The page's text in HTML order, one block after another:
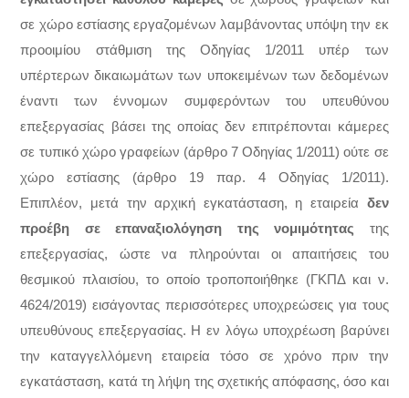
σε χώρο εστίασης εργαζομένων λαμβάνοντας υπόψη την εκ
προοιμίου στάθμιση της Οδηγίας 1/2011 υπέρ των
υπέρτερων δικαιωμάτων των υποκειμένων των δεδομένων
έναντι των έννομων συμφερόντων του υπευθύνου
επεξεργασίας βάσει της οποίας δεν επιτρέπονται κάμερες
σε τυπικό χώρο γραφείων (άρθρο 7 Οδηγίας 1/2011) ούτε σε
χώρο εστίασης (άρθρο 19 παρ. 4 Οδηγίας 1/2011).
Επιπλέον, μετά την αρχική εγκατάσταση, η εταιρεία δεν
προέβη σε επαναξιολόγηση της νομιμότητας της
επεξεργασίας, ώστε να πληρούνται οι απαιτήσεις του
θεσμικού πλαισίου, το οποίο τροποποιήθηκε (ΓΚΠΔ και ν.
4624/2019) εισάγοντας περισσότερες υποχρεώσεις για τους
υπευθύνους επεξεργασίας. Η εν λόγω υποχρέωση βαρύνει
την καταγγελλόμενη εταιρεία τόσο σε χρόνο πριν την
εγκατάσταση, κατά τη λήψη της σχετικής απόφασης, όσο και